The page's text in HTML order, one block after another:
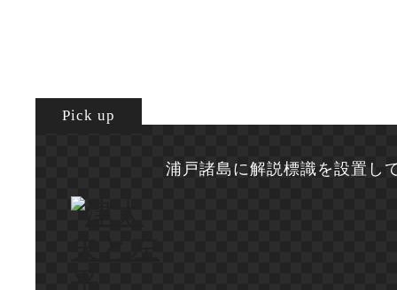
浦戸諸島に解説標識を設置し
Pick up